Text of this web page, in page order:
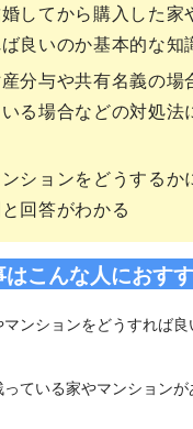
してから購入した家
良いのか基本的な知
分与や共有名義の場
る場合などの対処法
ションをどうするか
回答がわかる
はこんな人におすす
ンションをどうすれば良
ている家やマンションが